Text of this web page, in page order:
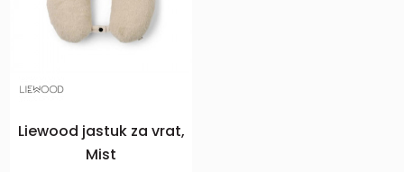
Liewood jastuk za vrat,
Mist